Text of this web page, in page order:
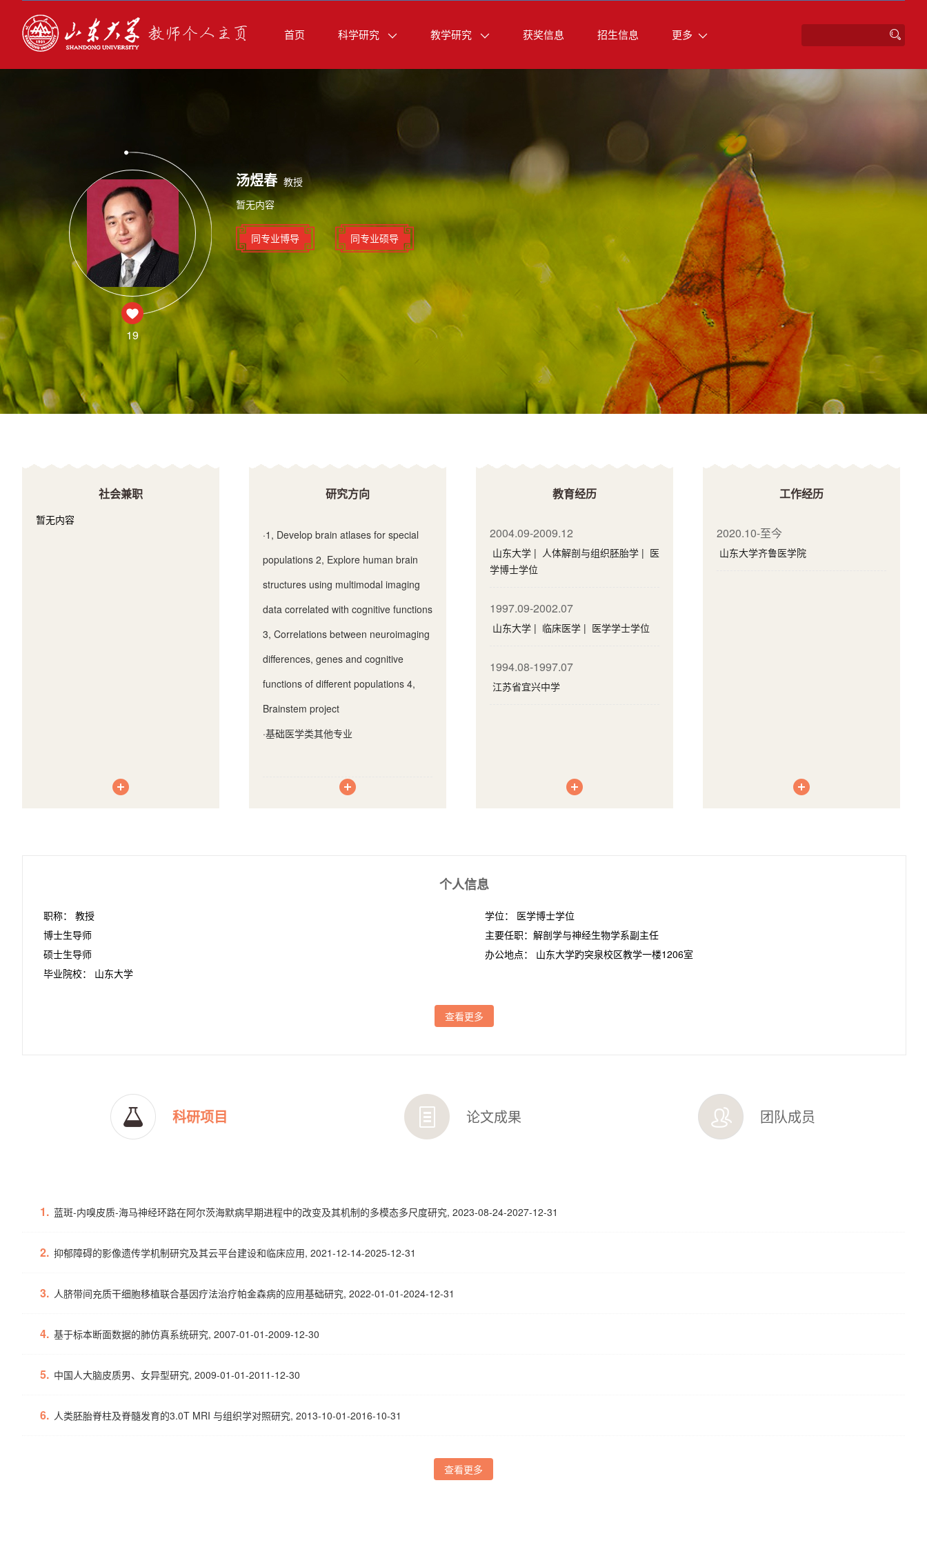
首页 科学研究 教学研究 获奖信息 招生信息 更多
19
汤煜春 教授
暂无内容
同专业博导 同专业硕导
社会兼职
暂无内容
研究方向
·1, Develop brain atlases for special
populations 2, Explore human brain
structures using multimodal imaging
data correlated with cognitive functions
3, Correlations between neuroimaging
differences, genes and cognitive
functions of different populations 4,
Brainstem project
·基础医学类其他专业
教育经历
2004.09-2009.12
山东大学 | 人体解剖与组织胚胎学 | 医
学博士学位
1997.09-2002.07
山东大学 | 临床医学 | 医学学士学位
1994.08-1997.07
江苏省宜兴中学
工作经历
2020.10-至今
山东大学齐鲁医学院
个人信息
职称： 教授
博士生导师
硕士生导师
毕业院校： 山东大学
学位： 医学博士学位
主要任职：解剖学与神经生物学系副主任
办公地点： 山东大学趵突泉校区教学一楼1206室
查看更多
科研项目 论文成果 团队成员
1. 蓝斑-内嗅皮质-海马神经环路在阿尔茨海默病早期进程中的改变及其机制的多模态多尺度研究, 2023-08-24-2027-12-31
2. 抑郁障碍的影像遗传学机制研究及其云平台建设和临床应用, 2021-12-14-2025-12-31
3. 人脐带间充质干细胞移植联合基因疗法治疗帕金森病的应用基础研究, 2022-01-01-2024-12-31
4. 基于标本断面数据的肺仿真系统研究, 2007-01-01-2009-12-30
5. 中国人大脑皮质男、女异型研究, 2009-01-01-2011-12-30
6. 人类胚胎脊柱及脊髓发育的3.0T MRI 与组织学对照研究, 2013-10-01-2016-10-31
查看更多